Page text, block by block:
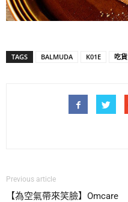
TAGS BALMUDA K01E 吃貨
Previous article
【為空氣帶來笑臉】Omcare